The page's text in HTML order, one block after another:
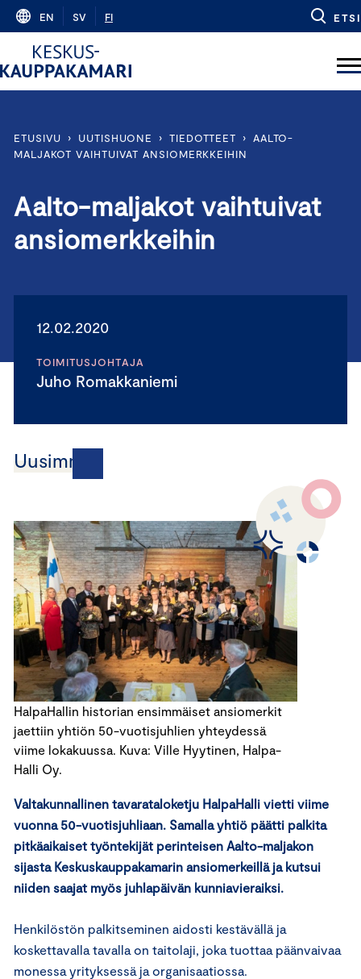
Skip
content
EN SV FI ETSI
ETUSIVU › UUTISHUONE › TIEDOTTEET › AALTO-
MALJAKOT VAIHTUIVAT ANSIOMERKKEIHIN
Aalto-maljakot vaihtuivat
ansiomerkkeihin
12.02.2020
TOIMITUSJOHTAJA
Juho Romakkaniemi
Uusimmat
HalpaHallin historian ensimmäiset ansiomerkit
jaettiin yhtiön 50-vuotisjuhlien yhteydessä
viime lokakuussa. Kuva: Ville Hyytinen, Halpa-
Halli Oy.
Valtakunnallinen tavarataloketju HalpaHalli vietti viime
vuonna 50-vuotisjuhliaan. Samalla yhtiö päätti palkita
pitkäaikaiset työntekijät perinteisen Aalto-maljakon
sijasta Keskuskauppakamarin ansiomerkeillä ja kutsui
niiden saajat myös juhlapäivän kunniavieraiksi.
Henkilöstön palkitseminen aidosti kestävällä ja
koskettavalla tavalla on taitolaji, joka tuottaa päänvaivaa
monessa yrityksessä ja organisaatiossa.